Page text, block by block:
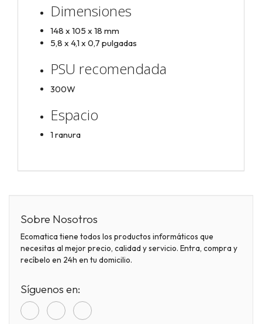
Dimensiones
148 x 105 x 18 mm
5,8 x 4,1 x 0,7 pulgadas
PSU recomendada
300W
Espacio
1 ranura
Sobre Nosotros
Ecomatica tiene todos los productos informáticos que
necesitas al mejor precio, calidad y servicio. Entra, compra y
recíbelo en 24h en tu domicilio.
Síguenos en: